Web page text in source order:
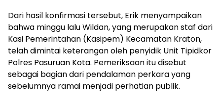
Dari hasil konfirmasi tersebut, Erik menyampaikan
bahwa minggu lalu Wildan, yang merupakan staf dari
Kasi Pemerintahan (Kasipem) Kecamatan Kraton,
telah dimintai keterangan oleh penyidik Unit Tipidkor
Polres Pasuruan Kota. Pemeriksaan itu disebut
sebagai bagian dari pendalaman perkara yang
sebelumnya ramai menjadi perhatian publik.